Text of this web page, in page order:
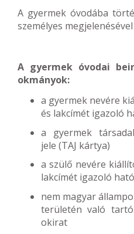
A gyermek óvodába
személyes
A gyermek óvodai
okmányok:
a gyermek nevére
és lakcímét igazoló
a gyermek
jele (TAJ kártya)
a szülő nevére
lakcímét igazoló
nem magyar
területén való
okirat